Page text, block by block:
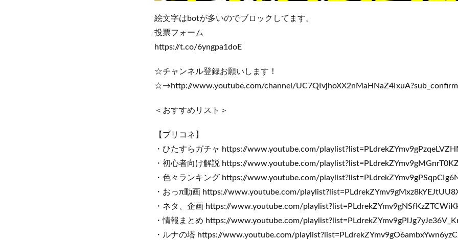
絵文字はbotが多いのでブロックしてます。
投票フォーム
https://t.co/6yngpa1doE
☆チャンネル登録お願いします！
☆→http://www.youtube.com/channel/
＜おすすめリスト＞
【プリコネ】
・ひたすらガチャ https://www.youtube.com/
・初心者向け解説 https://www.youtube.com/
・色々ランキング https://www.youtube.com/
・おっπ動画 https://www.youtube.com/
・ネタ、企画 https://www.youtube.com/
・情報まとめ https://www.youtube.com/
・ルナの塔 https://www.youtube.com/